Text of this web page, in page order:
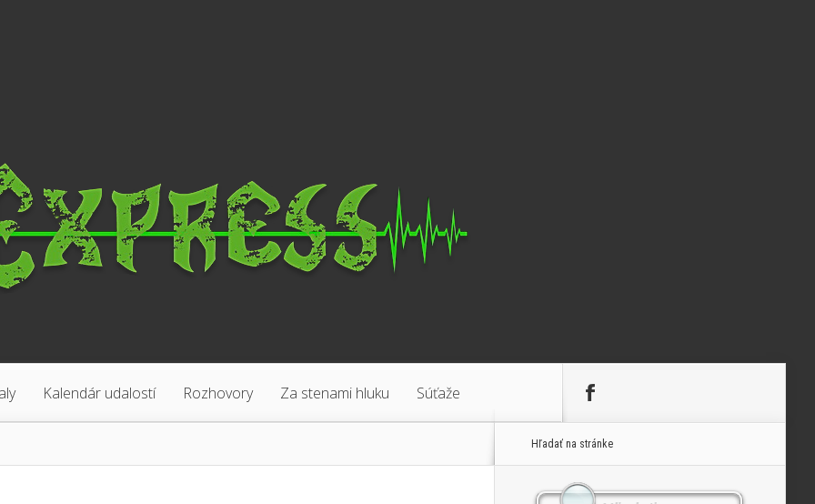
Kalendár udalostí Rozhovory Za stenami hluku Súťaže
Hľadať na stránke